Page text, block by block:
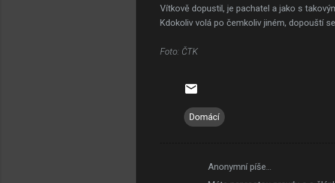
Vítkově dopustil, je pachatel a jako s
Kdokoliv volá po čemkoliv jiném, dopouští
Foto: ČTK
Domácí
Anonymní píše…